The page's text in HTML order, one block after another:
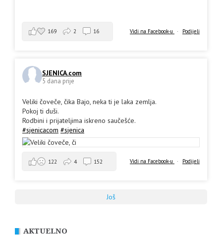
Vidi na Facebook-u · Podijeli
169 2 16
SJENICA.com
5 dana prije
Veliki čoveče, čika Bajo, neka ti je laka zemlja.
Pokoj ti duši.
Rodbini i prijateljima iskreno saučešće.
#sjenicacom #sjenica
Vidi na Facebook-u · Podijeli
122 4 152
Još
AKTUELNO